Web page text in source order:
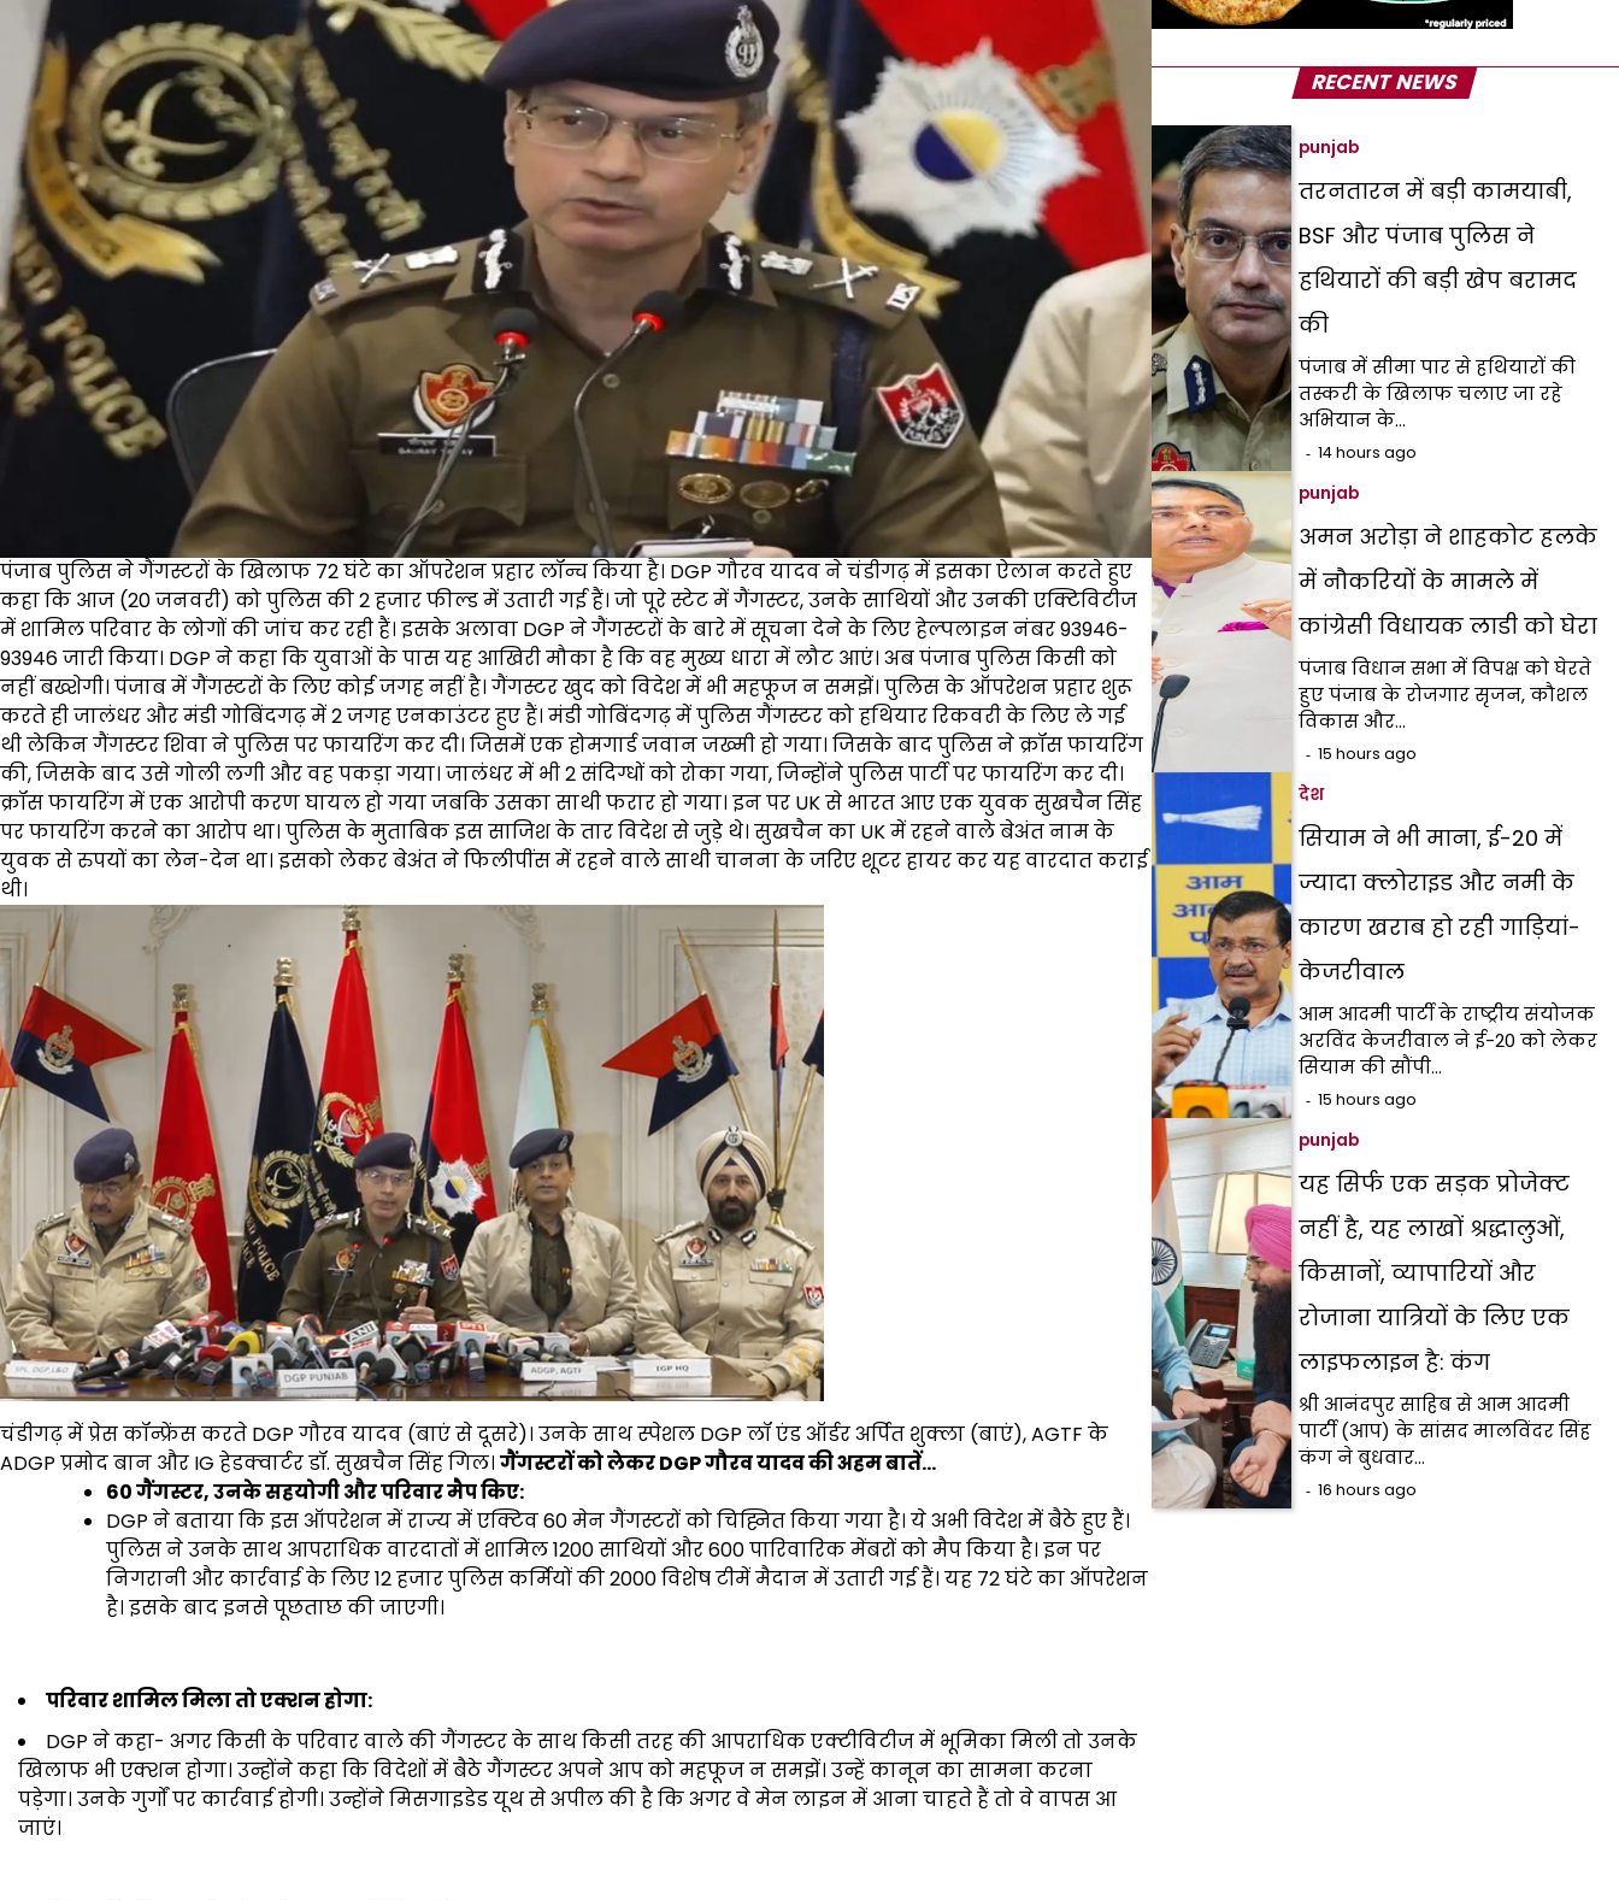
पंजाब पुलिस ने गैंगस्टरों के खिलाफ 72 घंटे का ऑपरेशन प्रहार लॉन्च किया है। DGP गौरव यादव ने चंडीगढ़ में इसका ऐलान करते हुए
कहा कि आज (20 जनवरी) को पुलिस की 2 हजार फील्ड में उतारी गई हैं। जो पूरे स्टेट में गैंगस्टर, उनके साथियों और उनकी एक्टिविटीज
में शामिल परिवार के लोगों की जांच कर रही हैं। इसके अलावा DGP ने गैंगस्टरों के बारे में सूचना देने के लिए हेल्पलाइन नंबर 93946-
93946 जारी किया। DGP ने कहा कि युवाओं के पास यह आखिरी मौका है कि वह मुख्य धारा में लौट आएं। अब पंजाब पुलिस किसी को
नहीं बख्शेगी। पंजाब में गैंगस्टरों के लिए कोई जगह नहीं है। गैंगस्टर खुद को विदेश में भी महफूज न समझें। पुलिस के ऑपरेशन प्रहार शुरू
करते ही जालंधर और मंडी गोबिंदगढ़ में 2 जगह एनकाउंटर हुए हैं। मंडी गोबिंदगढ़ में पुलिस गैंगस्टर को हथियार रिकवरी के लिए ले गई
थी लेकिन गैंगस्टर शिवा ने पुलिस पर फायरिंग कर दी। जिसमें एक होमगार्ड जवान जख्मी हो गया। जिसके बाद पुलिस ने क्रॉस फायरिंग
की, जिसके बाद उसे गोली लगी और वह पकड़ा गया। जालंधर में भी 2 संदिग्धों को रोका गया, जिन्होंने पुलिस पार्टी पर फायरिंग कर दी।
क्रॉस फायरिंग में एक आरोपी करण घायल हो गया जबकि उसका साथी फरार हो गया। इन पर UK से भारत आए एक युवक सुखचैन सिंह
पर फायरिंग करने का आरोप था। पुलिस के मुताबिक इस साजिश के तार विदेश से जुड़े थे। सुखचैन का UK में रहने वाले बेअंत नाम के
युवक से रुपयों का लेन-देन था। इसको लेकर बेअंत ने फिलीपींस में रहने वाले साथी चानना के जरिए शूटर हायर कर यह वारदात कराई
थी।
चंडीगढ़ में प्रेस कॉन्फ्रेंस करते DGP गौरव यादव (बाएं से दूसरे)। उनके साथ स्पेशल DGP लॉ एंड ऑर्डर अर्पित शुक्ला (बाएं), AGTF के
ADGP प्रमोद बान और IG हेडक्वार्टर डॉ. सुखचैन सिंह गिल। गैंगस्टरों को लेकर DGP गौरव यादव की अहम बातें…
60 गैंगस्टर, उनके सहयोगी और परिवार मैप किए:
DGP ने बताया कि इस ऑपरेशन में राज्य में एक्टिव 60 मेन गैंगस्टरों को चिह्नित किया गया है। ये अभी विदेश में बैठे हुए हैं।
पुलिस ने उनके साथ आपराधिक वारदातों में शामिल 1200 साथियों और 600 पारिवारिक मेंबरों को मैप किया है। इन पर
निगरानी और कार्रवाई के लिए 12 हजार पुलिस कर्मियों की 2000 विशेष टीमें मैदान में उतारी गई हैं। यह 72 घंटे का ऑपरेशन
है। इसके बाद इनसे पूछताछ की जाएगी।
परिवार शामिल मिला तो एक्शन होगा:
DGP ने कहा- अगर किसी के परिवार वाले की गैंगस्टर के साथ किसी तरह की आपराधिक एक्टीविटीज में भूमिका मिली तो उनके
खिलाफ भी एक्शन होगा। उन्होंने कहा कि विदेशों में बैठे गैंगस्टर अपने आप को महफूज न समझें। उन्हें कानून का सामना करना
पड़ेगा। उनके गुर्गों पर कार्रवाई होगी। उन्होंने मिसगाइडेड यूथ से अपील की है कि अगर वे मेन लाइन में आना चाहते हैं तो वे वापस आ
जाएं।
RECENT NEWS
punjab
तरनतारन में बड़ी कामयाबी,
BSF और पंजाब पुलिस ने
हथियारों की बड़ी खेप बरामद
की
पंजाब में सीमा पार से हथियारों की
तस्करी के खिलाफ चलाए जा रहे
अभियान के…
14 hours ago
punjab
अमन अरोड़ा ने शाहकोट हलके
में नौकरियों के मामले में
कांग्रेसी विधायक लाडी को घेरा
पंजाब विधान सभा में विपक्ष को घेरते
हुए पंजाब के रोजगार सृजन, कौशल
विकास और…
15 hours ago
देश
सियाम ने भी माना, ई-20 में
ज्यादा क्लोराइड और नमी के
कारण खराब हो रही गाड़ियां-
केजरीवाल
आम आदमी पार्टी के राष्ट्रीय संयोजक
अरविंद केजरीवाल ने ई-20 को लेकर
सियाम की सौंपी…
15 hours ago
punjab
यह सिर्फ एक सड़क प्रोजेक्ट
नहीं है, यह लाखों श्रद्धालुओं,
किसानों, व्यापारियों और
रोजाना यात्रियों के लिए एक
लाइफलाइन है: कंग
श्री आनंदपुर साहिब से आम आदमी
पार्टी (आप) के सांसद मालविंदर सिंह
कंग ने बुधवार…
16 hours ago